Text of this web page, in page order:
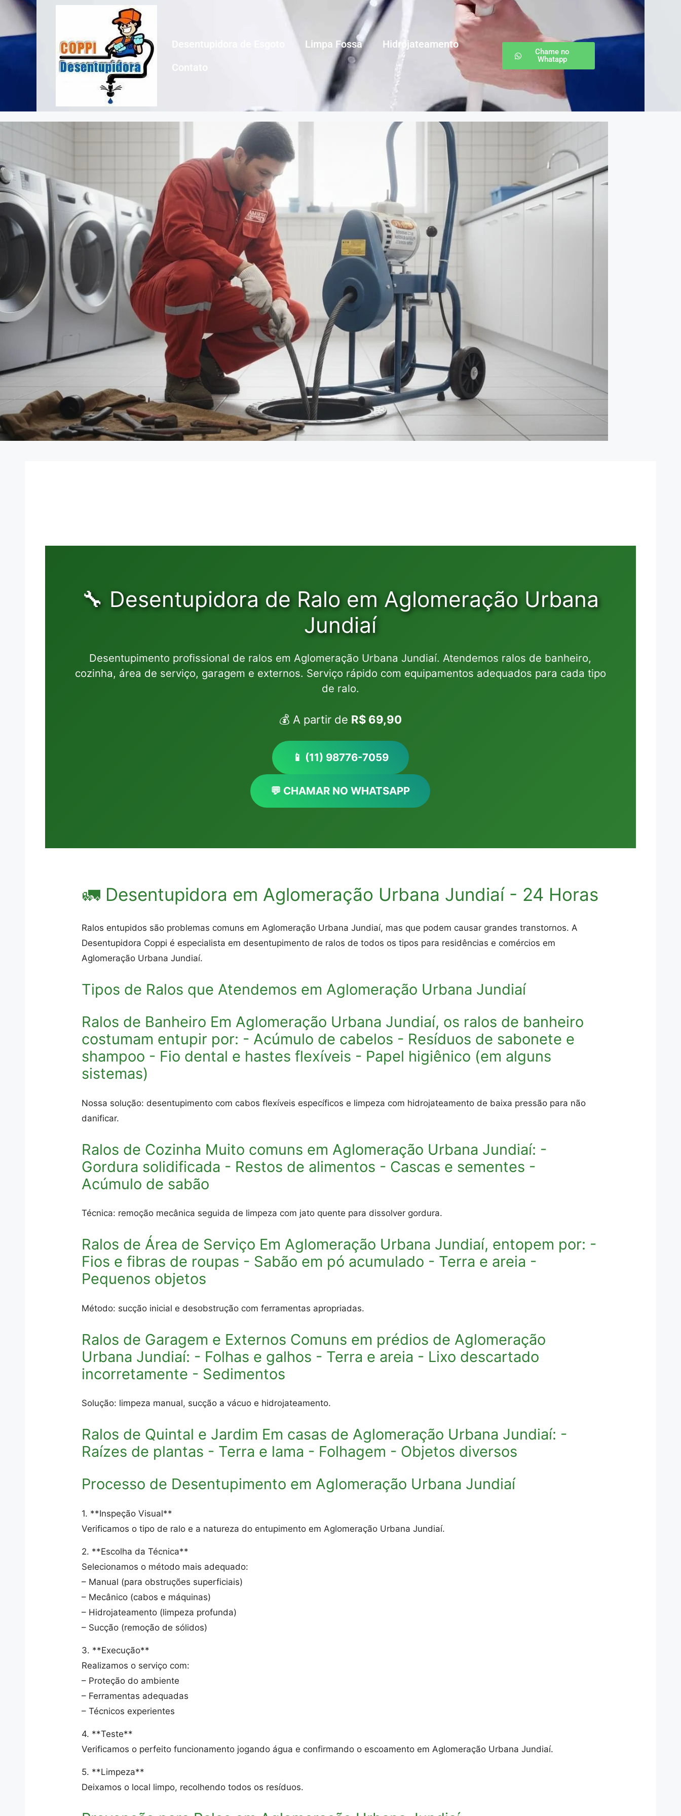
Limpa Fossa
Hidrojateamento
Chame no
Whatapp
🔧 Desentupidora de Ralo em Aglomeração Urbana
Jundiaí
Desentupimento profissional de ralos em Aglomeração Urbana Jundiaí. Atendemos ralos de banheiro,
cozinha, área de serviço, garagem e externos. Serviço rápido com equipamentos adequados para cada tipo
de ralo.
💰 A partir de R$ 69,90
📱 (11) 98776-7059
💬 CHAMAR NO WHATSAPP
🚛 Desentupidora em Aglomeração Urbana Jundiaí - 24 Horas
Ralos entupidos são problemas comuns em Aglomeração Urbana Jundiaí, mas que podem causar grandes transtornos. A
Desentupidora Coppi é especialista em desentupimento de ralos de todos os tipos para residências e comércios em
Aglomeração Urbana Jundiaí.
Tipos de Ralos que Atendemos em Aglomeração Urbana Jundiaí
Ralos de Banheiro Em Aglomeração Urbana Jundiaí, os ralos de banheiro
costumam entupir por: - Acúmulo de cabelos - Resíduos de sabonete e
shampoo - Fio dental e hastes flexíveis - Papel higiênico (em alguns
sistemas)
Nossa solução: desentupimento com cabos flexíveis específicos e limpeza com hidrojateamento de baixa pressão para não
danificar.
Ralos de Cozinha Muito comuns em Aglomeração Urbana Jundiaí: -
Gordura solidificada - Restos de alimentos - Cascas e sementes -
Acúmulo de sabão
Técnica: remoção mecânica seguida de limpeza com jato quente para dissolver gordura.
Ralos de Área de Serviço Em Aglomeração Urbana Jundiaí, entopem por: -
Fios e fibras de roupas - Sabão em pó acumulado - Terra e areia -
Pequenos objetos
Método: sucção inicial e desobstrução com ferramentas apropriadas.
Ralos de Garagem e Externos Comuns em prédios de Aglomeração
Urbana Jundiaí: - Folhas e galhos - Terra e areia - Lixo descartado
incorretamente - Sedimentos
Solução: limpeza manual, sucção a vácuo e hidrojateamento.
Ralos de Quintal e Jardim Em casas de Aglomeração Urbana Jundiaí: -
Raízes de plantas - Terra e lama - Folhagem - Objetos diversos
Processo de Desentupimento em Aglomeração Urbana Jundiaí
1. **Inspeção Visual**
Verificamos o tipo de ralo e a natureza do entupimento em Aglomeração Urbana Jundiaí.
2. **Escolha da Técnica**
Selecionamos o método mais adequado:
– Manual (para obstruções superficiais)
– Mecânico (cabos e máquinas)
– Hidrojateamento (limpeza profunda)
– Sucção (remoção de sólidos)
3. **Execução**
Realizamos o serviço com:
– Proteção do ambiente
– Ferramentas adequadas
– Técnicos experientes
4. **Teste**
Verificamos o perfeito funcionamento jogando água e confirmando o escoamento em Aglomeração Urbana Jundiaí.
5. **Limpeza**
Deixamos o local limpo, recolhendo todos os resíduos.